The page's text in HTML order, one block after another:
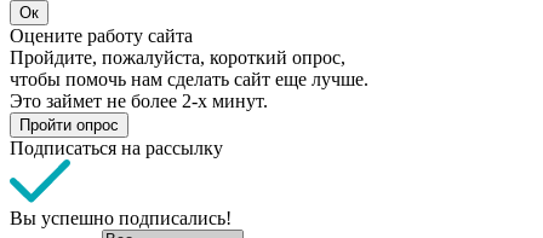
Ок
Оцените работу сайта
Пройдите, пожалуйста, короткий опрос,
чтобы помочь нам сделать сайт еще лучше.
Это займет не более 2-х минут.
Пройти опрос
Подписаться на рассылку
Вы успешно подписались!